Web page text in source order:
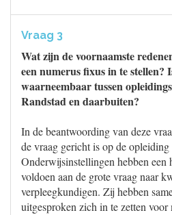
Vraag 3
Wat zijn de voornaamste
een numerus fixus in te stellen?
waarneembaar tussen
Randstad en daarbuiten?
In de beantwoording van deze
de vraag gericht is op de
Onderwijsinstellingen hebben een
voldoen aan de grote vraag naar
verpleegkundigen. Zij hebben
uitgesproken zich in te zetten